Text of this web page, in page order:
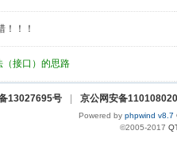
！！！
（接口）的思路
备13027695号 京公网安备
Powered by phpwind v8.7
©2005-2017